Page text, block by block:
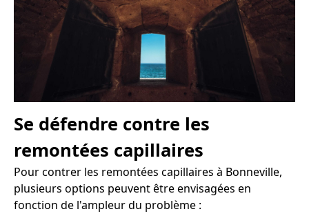
Se défendre contre les
remontées capillaires
Pour contrer les remontées capillaires à Bonneville,
plusieurs options peuvent être envisagées en
fonction de l'ampleur du problème :